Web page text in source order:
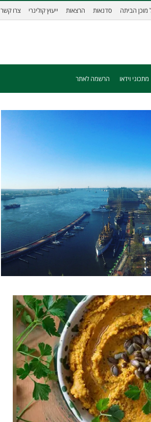
מוכן הביתה סדנאות הרצאות ייעוץ קולינרי צרו קשר
מתכוני וידאו הרשמה לאתר